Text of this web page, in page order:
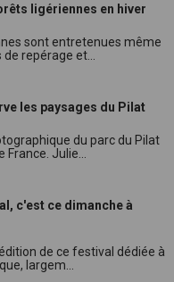
ligériennes en hiver
sont entretenues même
repérage et...
les paysages du Pilat
du parc du Pilat
Julie...
c'est ce dimanche à
de ce festival dédiée à
largem...